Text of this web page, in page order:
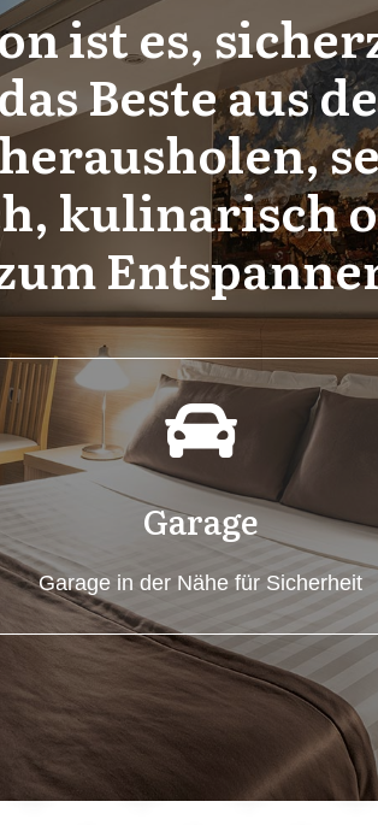
ist es,
Beste aus
kulinarisch
Garage
Garage in der Nähe für Sicherheit